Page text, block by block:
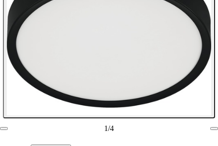
1/4